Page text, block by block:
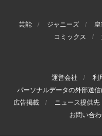
芸能 ジャニーズ
コミックス
運営会社 利
パーソナルデータの外部送信
広告掲載
ニュース提供先
お問い合